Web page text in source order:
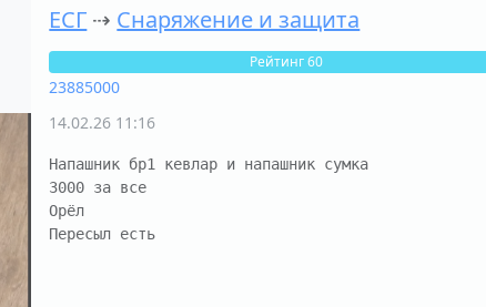
ЕСГ ⇢ Снаряжение и защита
Рейтинг 60
23885000
14.02.26 11:16
Напашник бр1 кевлар и напашник сумка
3000 за все
Орёл
Пересыл есть